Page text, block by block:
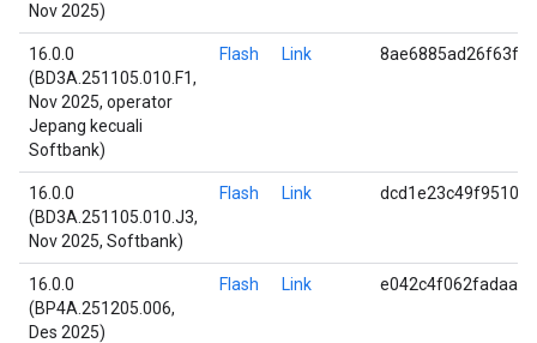
Nov 2025)
16.0.0
(BD3A.251105.010.F1,
Nov 2025, operator
Jepang kecuali
Softbank)
Flash Link
16.0.0
(BD3A.251105.010.J3,
Nov 2025, Softbank)
Flash Link
16.0.0
(BP4A.251205.006,
Des 2025)
Flash Link